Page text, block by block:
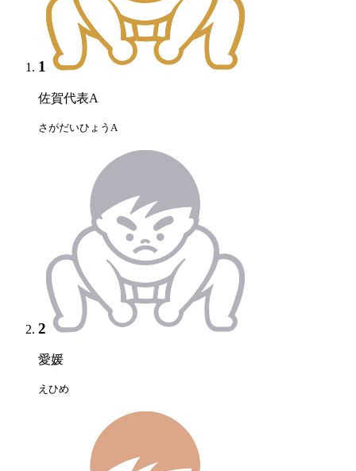
1
佐賀代表A
さがだいひょうA
2
愛媛
えひめ